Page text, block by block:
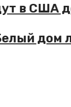
в США
дом